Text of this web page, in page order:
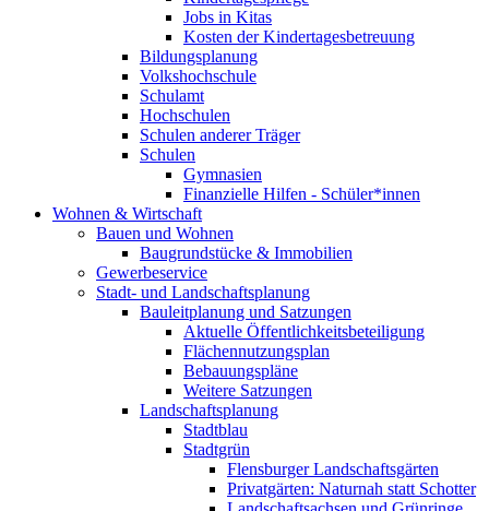
Jobs in Kitas
Kosten der Kindertagesbetreuung
Bildungsplanung
Volkshochschule
Schulamt
Hochschulen
Schulen anderer Träger
Schulen
Gymnasien
Finanzielle Hilfen - Schüler*innen
Wohnen & Wirtschaft
Bauen und Wohnen
Baugrundstücke & Immobilien
Gewerbeservice
Stadt- und Landschaftsplanung
Bauleitplanung und Satzungen
Aktuelle Öffentlichkeitsbeteiligung
Flächennutzungsplan
Bebauungspläne
Weitere Satzungen
Landschaftsplanung
Stadtblau
Stadtgrün
Flensburger Landschaftsgärten
Privatgärten: Naturnah statt Schotter